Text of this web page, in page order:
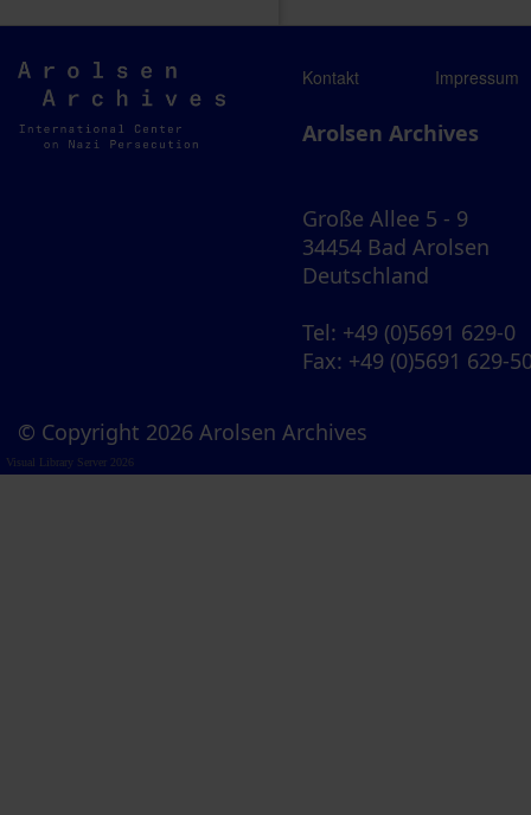
Arolsen
Archives
Kontakt Impressum
Arolsen Archives
Große Allee 5 - 9
34454 Bad Arolsen
Deutschland
Tel: +49 (0)5691 629-0
Fax: +49 (0)5691 629-
© Copyright 2026 Arolsen Archives
Visual Library Server 2026